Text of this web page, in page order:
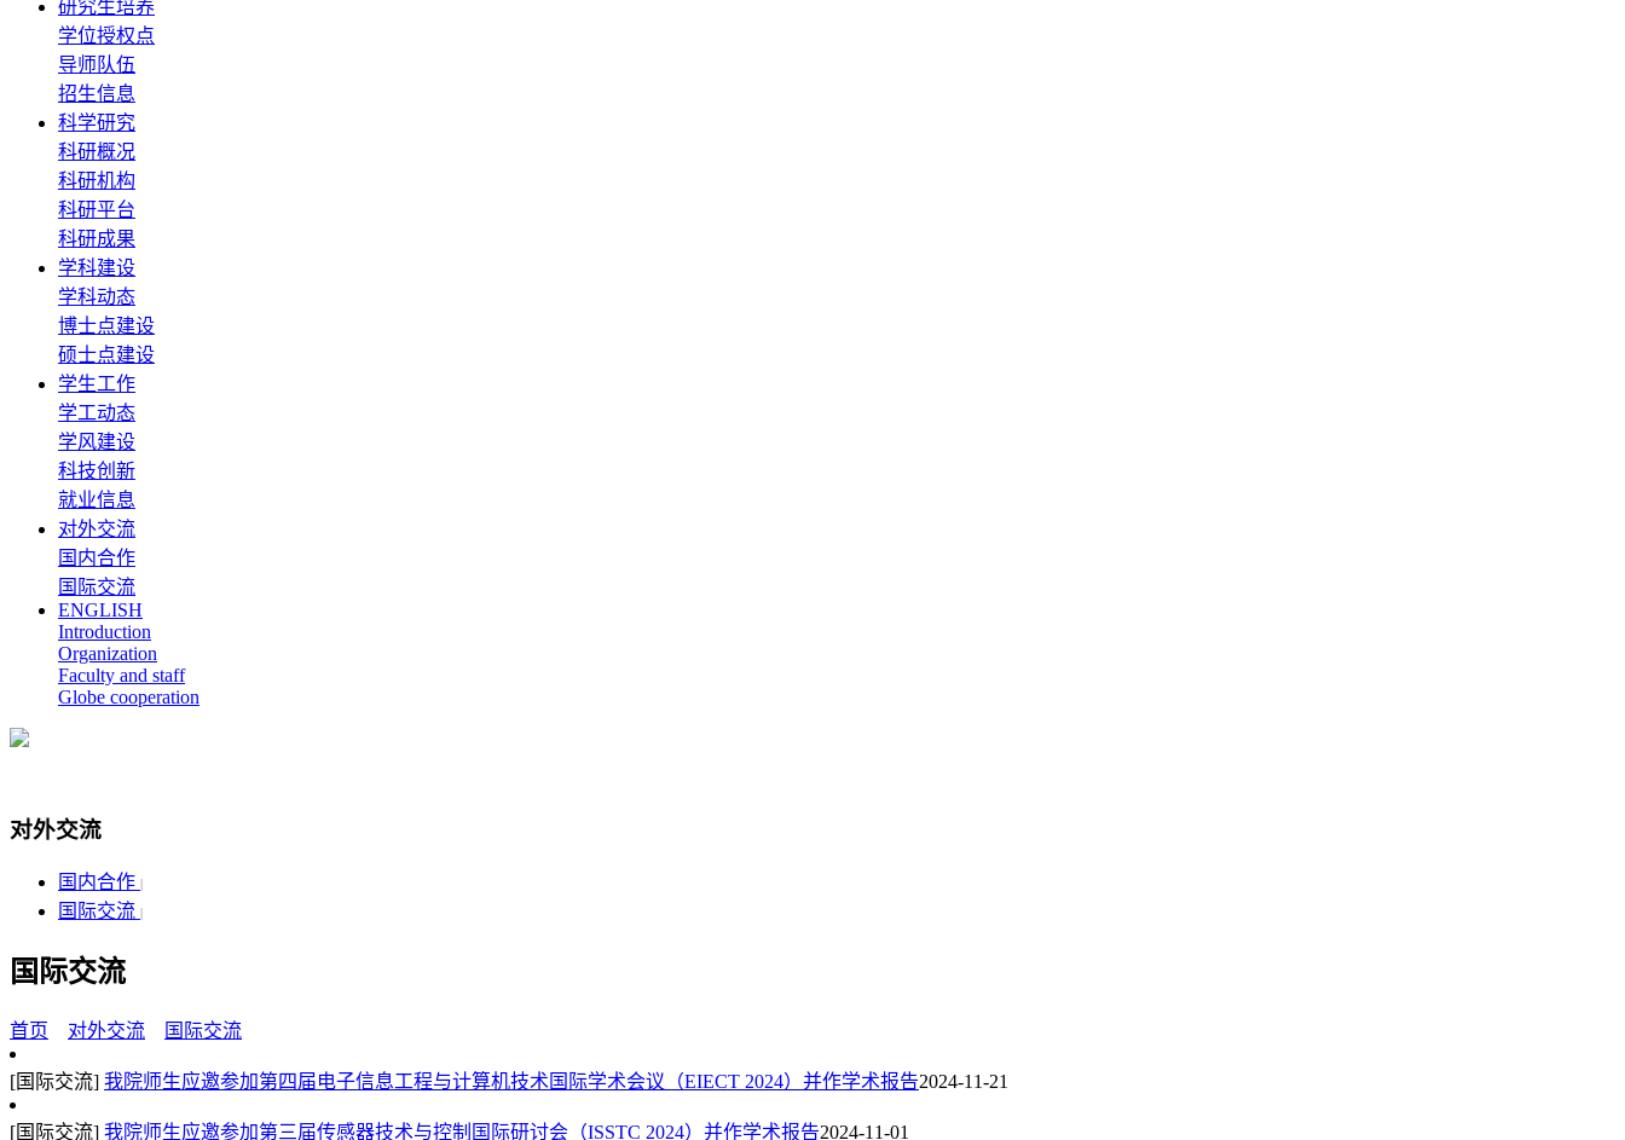
研究生培养
学位授权点
导师队伍
招生信息
科学研究
科研概况
科研机构
科研平台
科研成果
学科建设
学科动态
博士点建设
硕士点建设
学生工作
学工动态
学风建设
科技创新
就业信息
对外交流
国内合作
国际交流
ENGLISH
Introduction
Organization
Faculty and staff
Globe cooperation
对外交流
国内合作 |
国际交流 |
国际交流
首页 对外交流 国际交流
[国际交流] 我院师生应邀参加第四届电子信息工程与计算机技术国际学术会议（EIECT 2024）并作学术报告2024-11-21
[国际交流] 我院师生应邀参加第三届传感器技术与控制国际研讨会（ISSTC 2024）并作学术报告2024-11-01